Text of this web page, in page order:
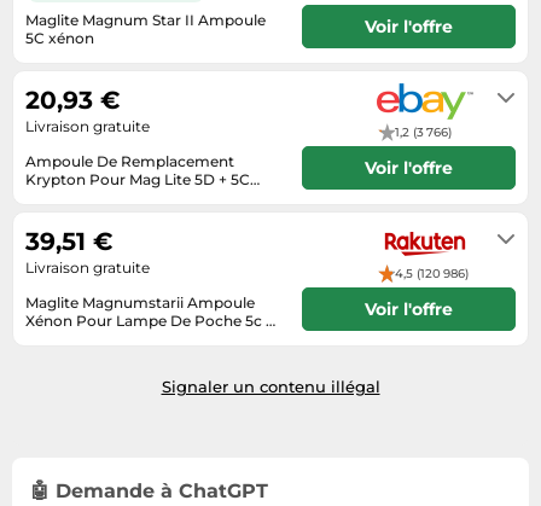
Taille-haies
Textiles de maison
Tronçonneuses
Éclairage
Éviers
Jeux électroniques
Machines à coudre
Montres connectées
Médias
Objectifs photo
Ordinateurs portables
Photo
Reflex numériques
Smartphones
Vélos
Vêtements de sport
Équipement outdoor
Maglite Magnum Star II Ampoule
5C xénon
Voir l'offre
Ampoule De Remplacement
Krypton Pour Mag Lite 5D + 5C
1,2 (3 766)
20,93 €
Livraison gratuite
Voir l'offre
Maglite Magnumstarii Ampoule
Xénon Pour Lampe De Poche 5c Et
4,5 (120 986)
39,51 €
Livraison gratuite
Voir l'offre
Signaler un contenu illégal
🤖 Demande à ChatGPT